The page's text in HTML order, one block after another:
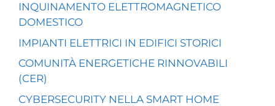
INQUINAMENTO ELETTROMAGNETICO
DOMESTICO
IMPIANTI ELETTRICI IN EDIFICI STORICI
COMUNITÀ ENERGETICHE RINNOVABILI
(CER)
CYBERSECURITY NELLA SMART HOME